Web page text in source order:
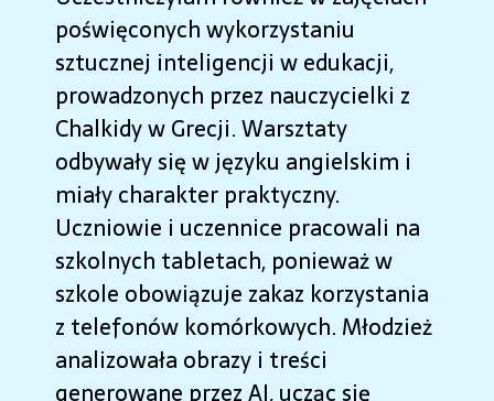
poświęconych wykorzystaniu
sztucznej inteligencji w edukacji,
prowadzonych przez nauczycielki z
Chalkidy w Grecji. Warsztaty
odbywały się w języku angielskim i
miały charakter praktyczny.
Uczniowie i uczennice pracowali na
szkolnych tabletach, ponieważ w
szkole obowiązuje zakaz korzystania
z telefonów komórkowych. Młodzież
analizowała obrazy i treści
generowane przez AI, ucząc się